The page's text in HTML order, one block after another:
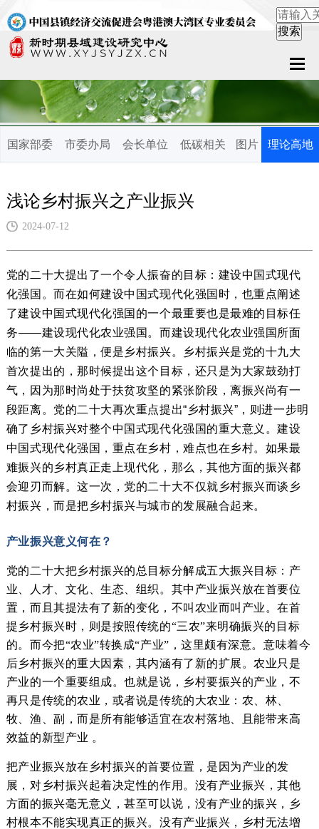
关于中心
新闻中心
案例中心
在线留言
国家部委 市委办局 会长单位 低碳相关 图片 理论高地
浅论乡村振兴之产业振兴
2024-07-12
党的二十大提出了一个令人振奋的目标：建设中国式现代
化强国。而在如何建设中国式现代化强国时，也重点阐述
了建设中国式现代化强国的一个最重要也是最难的目标任
务——建设现代化农业强国。而建设现代化农业强国所面
临的第一大关隘，便是乡村振兴。乡村振兴是党的十九大
首次提出的，那时候提出这个目标，还只是为大家鼓劲打
气，因为那时尚处于扶贫攻坚的紧张阶段，离振兴尚有一
段距离。党的二十大再次重点提出“乡村振兴”，则进一步明
确了乡村振兴对整个中国式现代化强国的重大意义。建设
中国式现代化强国，重点在乡村，难点也在乡村。如果最
难振兴的乡村真正走上现代化，那么，其他方面的振兴都
会迎刃而解。这一次，党的二十大不仅就乡村振兴而谈乡
村振兴，而是把乡村振兴与城市的发展融合起来。
产业振兴意义何在？
党的二十大把乡村振兴的总目标分解成五大振兴目标：产
业、人才、文化、生态、组织。其中产业振兴放在首要位
置，而且其提法有了新的变化，不叫农业而叫产业。在首
提乡村振兴时，则是按照传统的“三农”来明确振兴的目标
的。而今把“农业”转换成“产业”，这里颇有深意。意味着今
后乡村振兴的重大因素，其内涵有了新的扩展。农业只是
产业的一个重要组成。也就是说，乡村要振兴的产业，不
再只是传统的农业，或者说是传统的大农业：农、林、
牧、渔、副，而是所有能够适宜在农村落地、且能带来高
效益的新型产业 。
把产业振兴放在乡村振兴的首要位置，是因为产业的发
展，对乡村振兴起着决定性的作用。没有产业振兴，其他
方面的振兴毫无意义，甚至可以说，没有产业的振兴，乡
村根本不能实现真正的振兴。没有产业振兴，乡村无法增